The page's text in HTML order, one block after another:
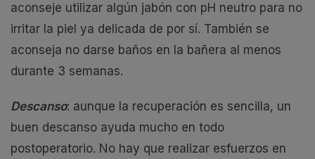
aconseje utilizar algún jabón con pH neutro para no
irritar la piel ya delicada de por sí. También se
aconseja no darse baños en la bañera al menos
durante 3 semanas.
Descanso: aunque la recuperación es sencilla, un
buen descanso ayuda mucho en todo
postoperatorio. No hay que realizar esfuerzos en